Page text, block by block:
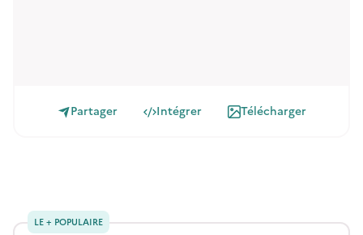
Partager Intégrer Télécharger
LE + POPULAIRE